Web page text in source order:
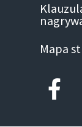
Mapa